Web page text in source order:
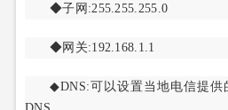
◆子网:255.255.255.0
◆网关:192.168.1.1
◆DNS:可以设置当地电信提供